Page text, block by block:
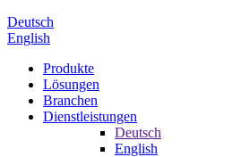
Deutsch
English
Produkte
Lösungen
Branchen
Dienstleistungen
Deutsch
English